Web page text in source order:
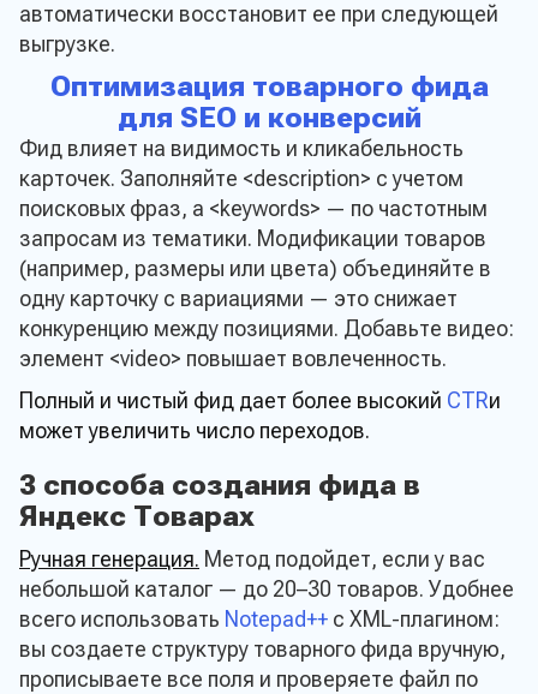
автоматически восстановит ее при следующей
выгрузке.
Оптимизация товарного фида
для SEO и конверсий
Фид влияет на видимость и кликабельность
карточек. Заполняйте <description> с учетом
поисковых фраз, а <keywords> — по частотным
запросам из тематики. Модификации товаров
(например, размеры или цвета) объединяйте в
одну карточку с вариациями — это снижает
конкуренцию между позициями. Добавьте видео:
элемент <video> повышает вовлеченность.
Полный и чистый фид дает более высокий CTRи
может увеличить число переходов.
3 способа создания фида в
Яндекс Товарах
Ручная генерация. Метод подойдет, если у вас
небольшой каталог — до 20–30 товаров. Удобнее
всего использовать Notepad++ с XML-плагином:
вы создаете структуру товарного фида вручную,
прописываете все поля и проверяете файл по